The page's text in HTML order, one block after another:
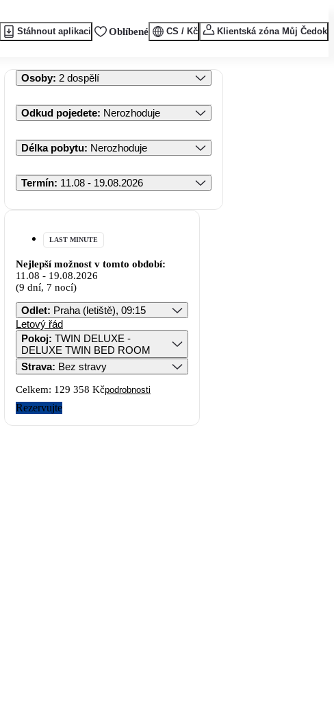
Stáhnout aplikaci Oblíbené CS / Kč Klientská zóna Můj Čedok
Osoby: 2 dospělí
Odkud pojedete: Nerozhoduje
Délka pobytu: Nerozhoduje
Termín: 11.08 - 19.08.2026
LAST MINUTE
Nejlepší možnost v tomto období:
11.08 - 19.08.2026
(9 dní, 7 nocí)
Odlet: Praha (letiště), 09:15
Letový řád
Pokoj: TWIN DELUXE -
DELUXE TWIN BED ROOM
Strava: Bez stravy
Celkem: 129 358 Kčpodrobnosti
Rezervujte